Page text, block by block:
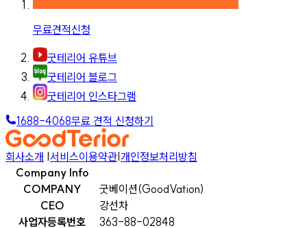
무료견적신청
굿테리어 유튜브
굿테리어 블로그
굿테리어 인스타그램
1688-4068무료 견적 신청하기
회사소개 |서비스이용약관|개인정보처리방침
Company Info
COMPANY
굿베이션(GoodVation)
CEO
강선차
사업자등록번호
363-88-02848